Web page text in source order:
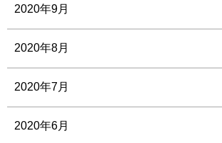
2020年9月
2020年8月
2020年7月
2020年6月